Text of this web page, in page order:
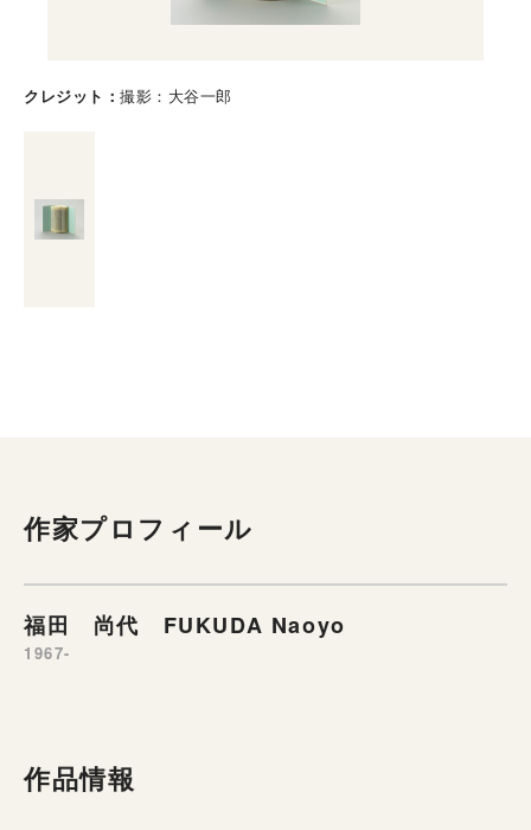
クレジット 撮影：大谷一郎
作家プロフィール
福田 尚代 FUKUDA Naoyo
1967-
作品情報